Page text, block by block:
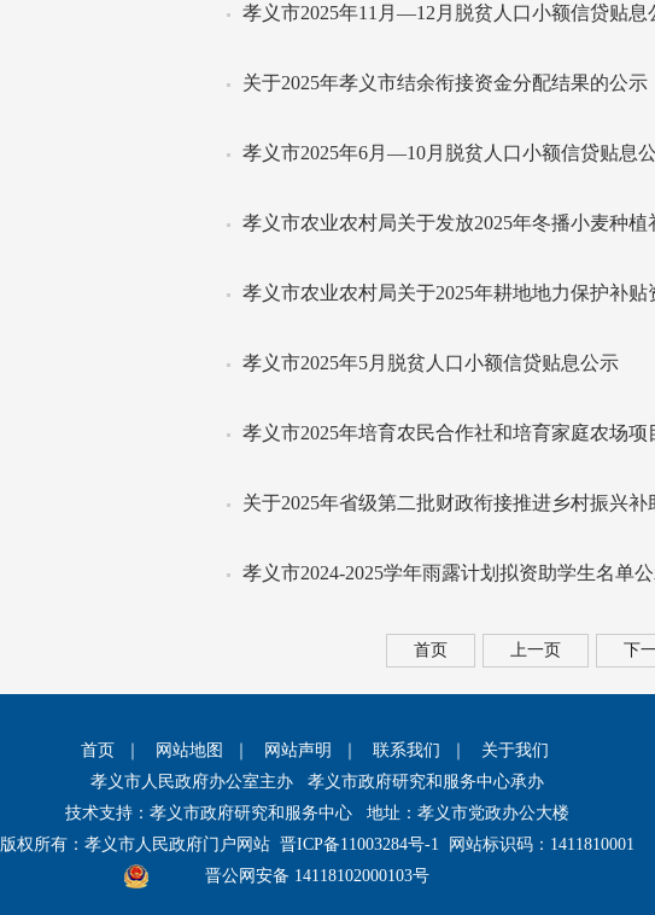
孝义市2025年11月—12月脱贫人口小额信贷贴息
关于2025年孝义市结余衔接资金分配结果的公示
孝义市2025年6月—10月脱贫人口小额信贷贴息
孝义市农业农村局关于发放2025年冬播小麦种植
孝义市农业农村局关于2025年耕地地力保护补
孝义市2025年5月脱贫人口小额信贷贴息公示
孝义市2025年培育农民合作社和培育家庭农场
关于2025年省级第二批财政衔接推进乡村振兴
孝义市2024-2025学年雨露计划拟资助学生名单
首页 上一页 下
首页 网站地图 网站声明 联系我们
关于我们
孝义市人民政府办公室主办 孝义市政府研究和服务中心承办
技术支持：孝义市政府研究和服务中心 地址：孝义市党政办公大楼
版权所有：孝义市人民政府门户网站 晋ICP备11003284号-1 网站标识码：1411810001
晋公网安备 14118102000103号